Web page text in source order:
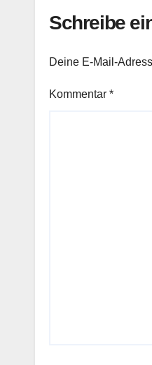
Schreibe
Deine E-Mail-
Kommentar *